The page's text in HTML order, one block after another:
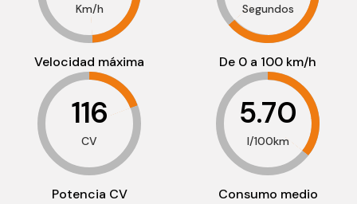
Km/h
Velocidad máxima
Segundos
De 0 a 100 km/h
116
CV
Potencia CV
5.70
l/100km
Consumo medio